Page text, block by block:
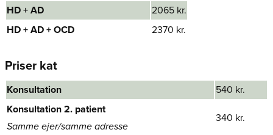
HD + AD​
2065 kr.
HD + AD + OCD​
2370 kr.
Priser kat
Konsultation
540 kr.
Konsultation 2. patient
Samme ejer/samme adresse​
340 kr.